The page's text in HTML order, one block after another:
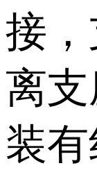
接
离
装